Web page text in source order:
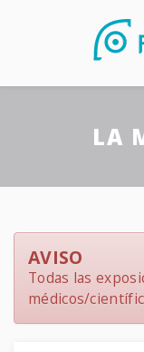
LA
AVISO
Todas las
médicos/